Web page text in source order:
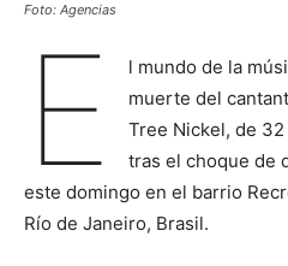
Foto: Agencias
E
l mundo de la
muerte del
Tree Nickel, de
tras el choque de
este domingo en el barrio
Río de Janeiro, Brasil.